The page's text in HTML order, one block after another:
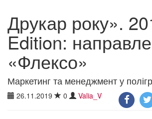
Друкар року».
Edition:
«Флексо»
Маркетинг та менеджмент у
26.11.2019 0 Valia_V